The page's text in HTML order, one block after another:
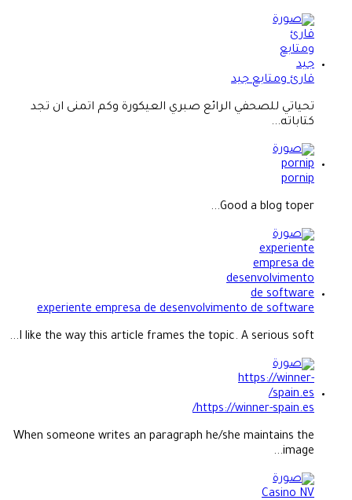
قارئ ومتابع جيد
تحياتي للصحفي الرائع صبري العيكورة وكم اتمنى ان تجد
كتاباته...
pornip
Good a blog toper...
experiente empresa de desenvolvimento de software
I like the way this article frames the topic. A serious soft...
https://winner-spain.es/
When someone writes an paragraph he/she maintains the
image...